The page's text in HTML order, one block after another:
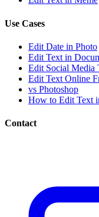
Use Cases
Edit Date in Photo
Edit Text in
Edit Social Media
Edit Text Online
vs Photoshop
How to Edit Text
Contact